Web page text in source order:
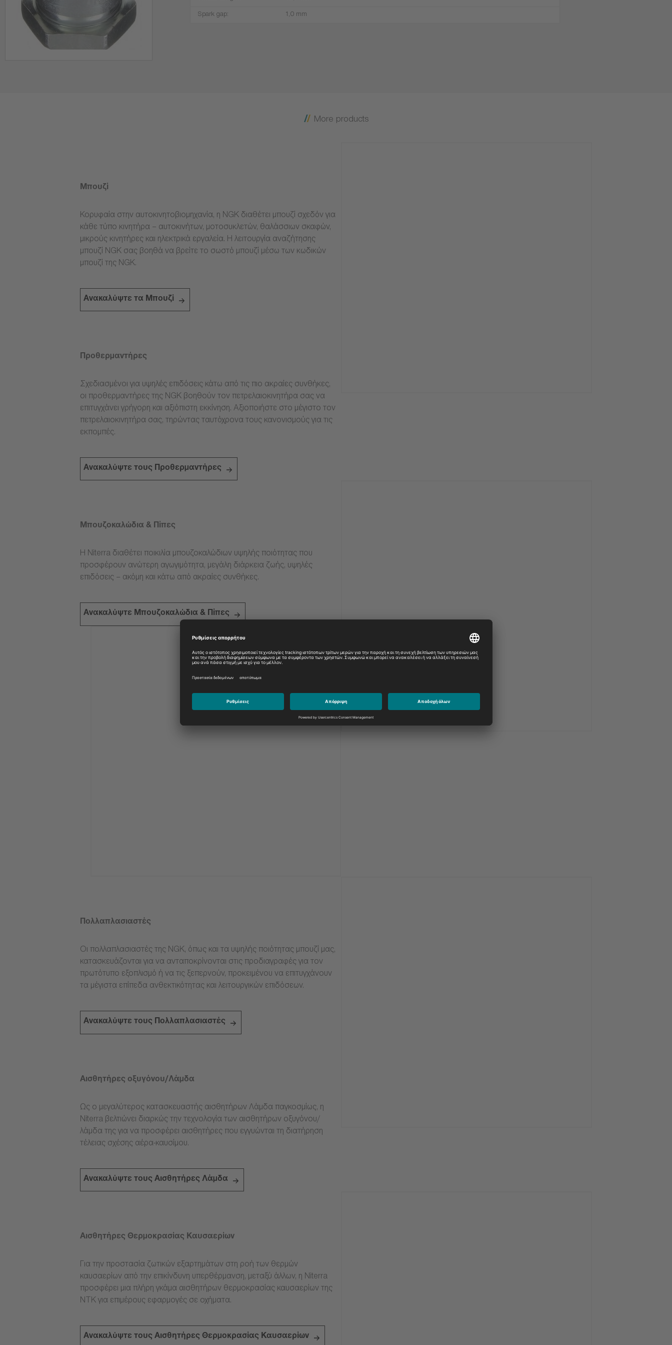
Spark gap: 1,0 mm
More products
Μπουζί
Κορυφαία στην αυτοκινητοβιομηχανία, η NGK διαθέτει μπουζί σχεδόν για
κάθε τύπο κινητήρα – αυτοκινήτων, μοτοσυκλετών, θαλάσσιων σκαφών,
μικρούς κινητήρες και ηλεκτρικά εργαλεία. Η λειτουργία αναζήτησης
μπουζί NGK σας βοηθά να βρείτε το σωστό μπουζί μέσω των κωδικών
μπουζί της NGK.
Ανακαλύψτε τα Μπουζί
Προθερμαντήρες
Σχεδιασμένοι για υψηλές επιδόσεις κάτω από τις πιο ακραίες συνθήκες,
οι προθερμαντήρες της NGK βοηθούν τον πετρελαιοκινητήρα σας να
επιτυγχάνει γρήγορη και αξιόπιστη εκκίνηση. Αξιοποιήστε στο μέγιστο τον
πετρελαιοκινητήρα σας, τηρώντας ταυτόχρονα τους κανονισμούς για τις
εκπομπές.
Ανακαλύψτε τους Προθερμαντήρες
Μπουζοκαλώδια & Πίπες
Η Niterra διαθέτει ποικιλία μπουζοκαλώδιων υψηλής ποιότητας που
προσφέρουν ανώτερη αγωγιμότητα, μεγάλη διάρκεια ζωής, υψηλές
επιδόσεις – ακόμη και κάτω από ακραίες συνθήκες.
Ανακαλύψτε Μπουζοκαλώδια & Πίπες
Πολλαπλασιαστές
Οι πολλαπλασιαστές της NGK, όπως και τα υψηλής ποιότητας μπουζί μας,
κατασκευάζονται για να ανταποκρίνονται στις προδιαγραφές για τον
πρωτότυπο εξοπλισμό ή να τις ξεπερνούν, προκειμένου να επιτυγχάνουν
τα μέγιστα επίπεδα ανθεκτικότητας και λειτουργικών επιδόσεων.
Ανακαλύψτε τους Πολλαπλασιαστές
Αισθητήρες οξυγόνου/Λάμδα
Ως ο μεγαλύτερος κατασκευαστής αισθητήρων Λάμδα παγκοσμίως, η
Niterra βελτιώνει διαρκώς την τεχνολογία των αισθητήρων οξυγόνου/
λάμδα της για να προσφέρει αισθητήρες που εγγυώνται τη διατήρηση
τέλειας σχέσης αέρα-καυσίμου.
Ανακαλύψτε τους Αισθητήρες Λάμδα
Αισθητήρες Θερμοκρασίας Καυσαερίων
Για την προστασία ζωτικών εξαρτημάτων στη ροή των θερμών
καυσαερίων από την επικίνδυνη υπερθέρμανση, μεταξύ άλλων, η Niterra
προσφέρει μια πλήρη γκάμα αισθητήρων θερμοκρασίας καυσαερίων της
NTK για επιμέρους εφαρμογές σε οχήματα.
Ανακαλύψτε τους Αισθητήρες Θερμοκρασίας Καυσαερίων